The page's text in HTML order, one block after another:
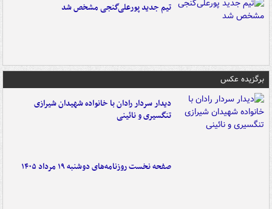
تیم جدید پورعلی‌گنجی مشخص شد
برگزیده عکس
دیدار سردار رادان با خانواده‌ شهیدان شیرازی
تنگسیری و نائینی
صفحه نخست روزنامه‌های دوشنبه ۱۹ مرداد ۱۴۰۵